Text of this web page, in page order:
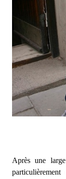
Après une